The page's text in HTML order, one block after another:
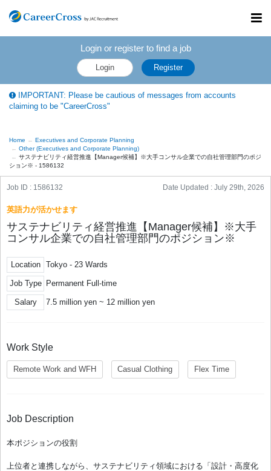
Login or register to find a job
Login Register
IMPORTANT: Please be cautious of messages from accounts
claiming to be "CareerCross"
Home
Executives and Corporate Planning
Other (Executives and Corporate Planning)
サステナビリティ経営推進【Manager候補】※大手コンサル企業での自社管理部門のポジ
ション※ - 1586132
Job ID : 1586132 Date Updated : July 29th, 2026
英語力が活かせます
サステナビリティ経営推進【Manager候補】※大手
コンサル企業での自社管理部門のポジション※
Location Tokyo - 23 Wards
Job Type Permanent Full-time
Salary 7.5 million yen ~ 12 million yen
Work Style
Remote Work and WFH Casual Clothing Flex Time
Job Description
本ポジションの役割
上位者と連携しながら、サステナビリティ領域における「設計・高度化